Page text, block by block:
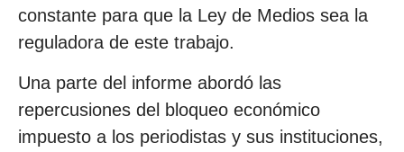
constante para que la Ley de Medios sea la
reguladora de este trabajo.
Una parte del informe abordó las
repercusiones del bloqueo económico
impuesto a los periodistas y sus instituciones,